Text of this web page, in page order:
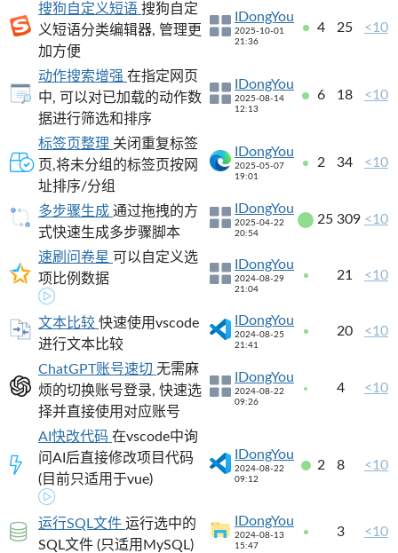
搜狗自定义短语 搜狗自定
义短语分类编辑器, 管理更
加方便
IDongYou
2025-10-01
21:36
4 25 <10
动作搜索增强 在指定网页
中, 可以对已加载的动作数
据进行筛选和排序
IDongYou
2025-08-14
12:13
6 18 <10
标签页整理 关闭重复标签
页,将未分组的标签页按网
址排序/分组
IDongYou
2025-05-07
19:01
2 34 <10
多步骤生成 通过拖拽的方
式快速生成多步骤脚本
IDongYou
2025-04-22
20:54
25 309 <10
速刷问卷星 可以自定义选
项比例数据
IDongYou
2024-08-29
21:04
21 <10
文本比较 快速使用vscode
进行文本比较
IDongYou
2024-08-25
21:41
20 <10
ChatGPT账号速切 无需麻
烦的切换账号登录, 快速选
择并直接使用对应账号
IDongYou
2024-08-22
09:26
4 <10
AI快改代码 在vscode中询
问AI后直接修改项目代码
(目前只适用于vue)
IDongYou
2024-08-22
09:12
2 8 <10
运行SQL文件 运行选中的
SQL文件 (只适用MySQL)
IDongYou
2024-08-13
15:47
3 <10